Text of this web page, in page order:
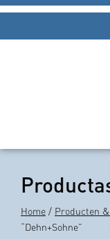
Home / Producten &
“Dehn+Sohne”